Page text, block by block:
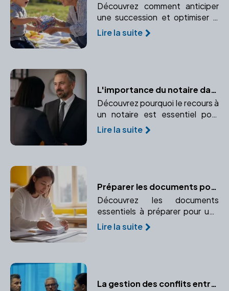
Découvrez comment anticiper
une succession et optimiser la
transmission de votre
patrimoine grâce à la donation
proches.
Lire la suite
L'importance du notaire dans une donation : conseils et sécurité
Découvrez pourquoi le recours à
un notaire est essentiel pour
sécuriser et optimiser une
donation. Apprenez-en plus sur
Lire la suite
Préparer les documents pour une adoption réussie
Découvrez les documents
essentiels à préparer pour une
adoption réussie et sécurisée
juridiquement. Faites appel à un
Lire la suite
La gestion des conflits entre associés : le rôle du notaire